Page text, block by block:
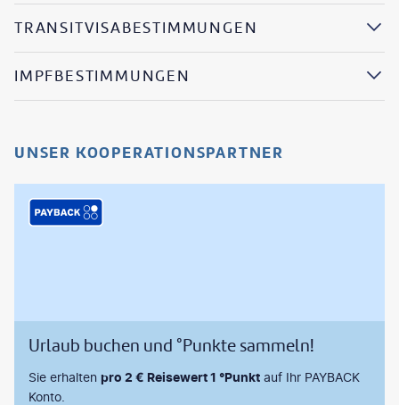
TRANSITVISABESTIMMUNGEN
IMPFBESTIMMUNGEN
UNSER KOOPERATIONSPARTNER
Urlaub buchen und °Punkte sammeln!
Sie erhalten pro 2 € Reisewert 1 °Punkt auf Ihr PAYBACK
Konto.